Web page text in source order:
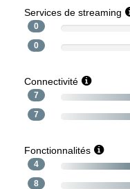
Services de streaming
0
0
Connectivité
7
7
Fonctionnalités
4
8